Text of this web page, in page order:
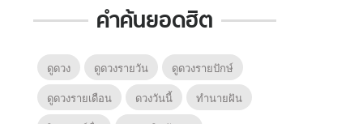
คำค้นยอดฮิต
ดูดวง ดูดวงรายวัน
ดูดวงรายปักษ์
ดูดวงรายเดือน
ดวงวันนี้
ทํานายฝัน